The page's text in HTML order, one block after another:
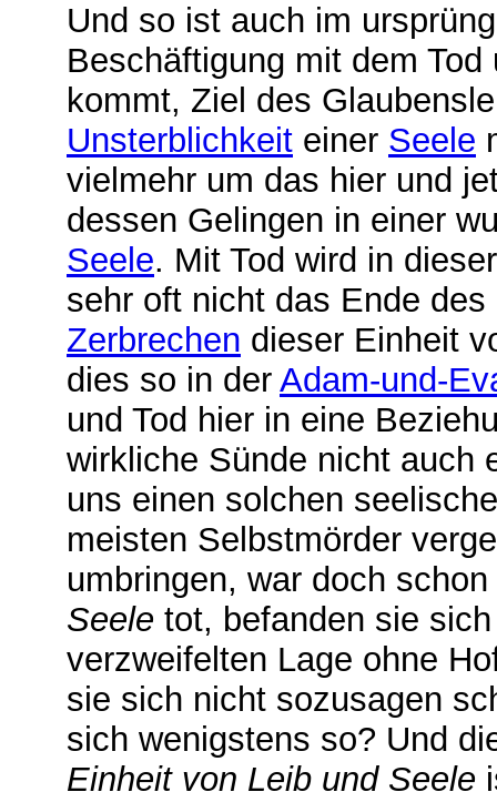
Und so ist auch im
Beschäftigung mit dem
kommt, Ziel des
Unsterblichkeit einer Seele
vielmehr um das hier und
dessen Gelingen in einer
Seele. Mit Tod wird in
sehr oft nicht das Ende
Zerbrechen dieser Einheit
dies so in der Adam-und-
und Tod hier in eine
wirkliche Sünde nicht auch
uns einen solchen
meisten Selbstmörder
umbringen, war doch
Seele tot, befanden sie
verzweifelten Lage ohne
sie sich nicht sozusagen
sich wenigstens so? Und
Einheit von Leib und Seele